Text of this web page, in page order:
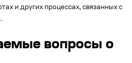
и других процессах, связанных с
вопросы о